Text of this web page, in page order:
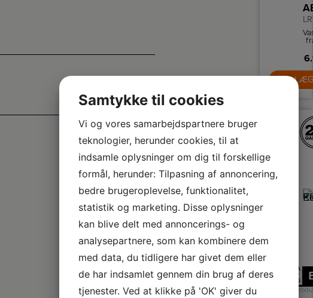
LÆG
A
↑
G
Samtykke til cookies
Vi og vores samarbejdspartnere bruger
teknologier, herunder cookies, til at
indsamle oplysninger om dig til forskellige
formål, herunder: Tilpasning af annoncering,
bedre brugeroplevelse, funktionalitet,
statistik og marketing. Disse oplysninger
kan blive delt med annoncerings- og
analysepartnere, som kan kombinere dem
med data, du tidligere har givet dem eller
de har indsamlet gennem din brug af deres
tjenester. Ved at klikke på 'OK' giver du